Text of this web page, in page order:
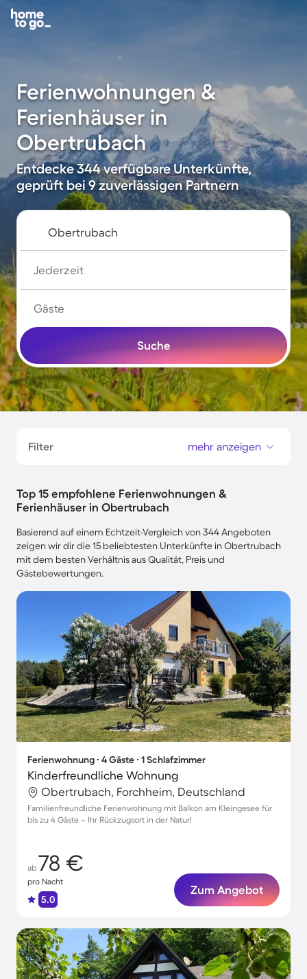
Ferienwohnungen &
Ferienhäuser in
Obertrubach
Entdecke 344 verfügbare Unterkünfte,
geprüft bei 9 zuverlässigen Partnern
Jederzeit
Gäste
Suche
Filter mehr anzeigen
Top 15 empfohlene Ferienwohnungen &
Ferienhäuser in Obertrubach
Basierend auf einem Echtzeit-Vergleich von 344 Angeboten
zeigen wir dir die 15 beliebtesten Unterkünfte in Obertrubach
mit dem besten Verhältnis aus Qualität, Preis und
Gästebewertungen.
Ferienwohnung ∙ 4 Gäste ∙ 1 Schlafzimmer
Kinderfreundliche Wohnung
Obertrubach, Forchheim, Deutschland
Familienfreundliche Ferienwohnung mit Balkon am Kleingesee für
bis zu 4 Gäste – Ihr Rückzugsort in der Natur!
ab 78 €
pro Nacht
5.0
Zum Angebot